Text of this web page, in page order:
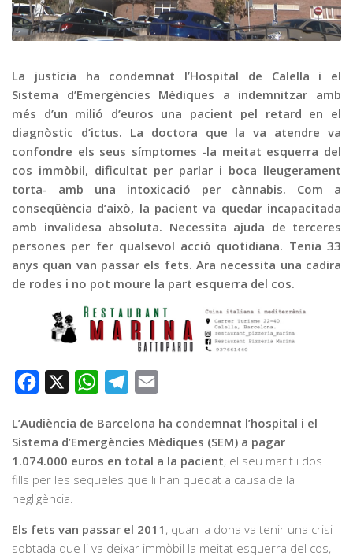
La justícia ha condemnat l’Hospital de Calella i el
Sistema d’Emergències Mèdiques a indemnitzar amb
més d’un milió d’euros una pacient pel retard en el
diagnòstic d’ictus. La doctora que la va atendre va
confondre els seus símptomes -la meitat esquerra del
cos immòbil, dificultat per parlar i boca lleugerament
torta- amb una intoxicació per cànnabis. Com a
conseqüència d’això, la pacient va quedar incapacitada
amb invalidesa absoluta. Necessita ajuda de terceres
persones per fer qualsevol acció quotidiana. Tenia 33
anys quan van passar els fets. Ara necessita una cadira
de rodes i no pot moure la part esquerra del cos.
Facebook WhatsAppTelegram
L’Audiència de Barcelona ha condemnat l’hospital i el
Sistema d’Emergències Mèdiques (SEM) a pagar
1.074.000 euros en total a la pacient, el seu marit i dos
fills per les seqüeles que li han quedat a causa de la
negligència.
Els fets van passar el 2011 , quan la dona va tenir una crisi
sobtada que li va deixar immòbil la meitat esquerra del cos,